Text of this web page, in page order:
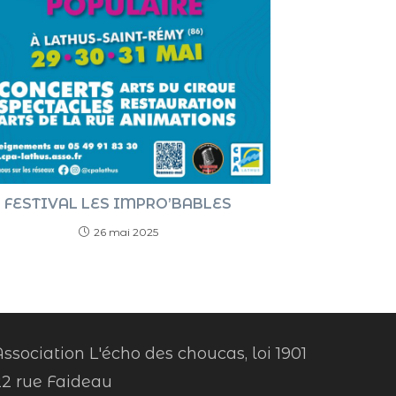
FESTIVAL LES IMPRO’BABLES
26 mai 2025
L'écho des choucas, loi 1901
rue Faideau